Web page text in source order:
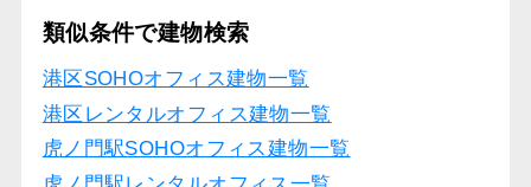
類似条件で建物検索
港区SOHOオフィス建物一覧
港区レンタルオフィス建物一覧
虎ノ門駅SOHOオフィス建物一覧